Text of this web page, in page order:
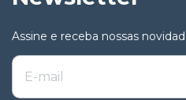
Assine e receba nossas